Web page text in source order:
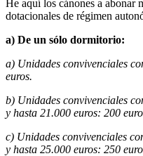
He aquí los cánones a abonar
dotacionales de régimen
a) De un sólo dormitorio:
a) Unidades convivenciales
euros.
b) Unidades convivenciales
y hasta 21.000 euros: 200
c) Unidades convivenciales
y hasta 25.000 euros: 250